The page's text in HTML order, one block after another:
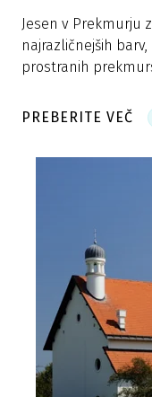
Jesen v Prekmurju
najrazličnejših
prostranih
PREBERITE VEČ